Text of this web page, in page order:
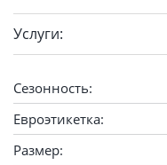
Услуги:
Сезонность:
Евроэтикетка:
Размер: